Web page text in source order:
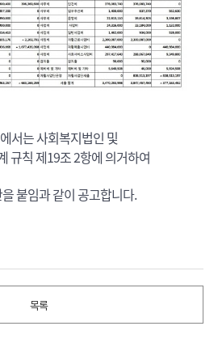
서는 사회복지법인 및
규칙 제19조 2항에 의거하여
붙임과 같이 공고합니다.
목록